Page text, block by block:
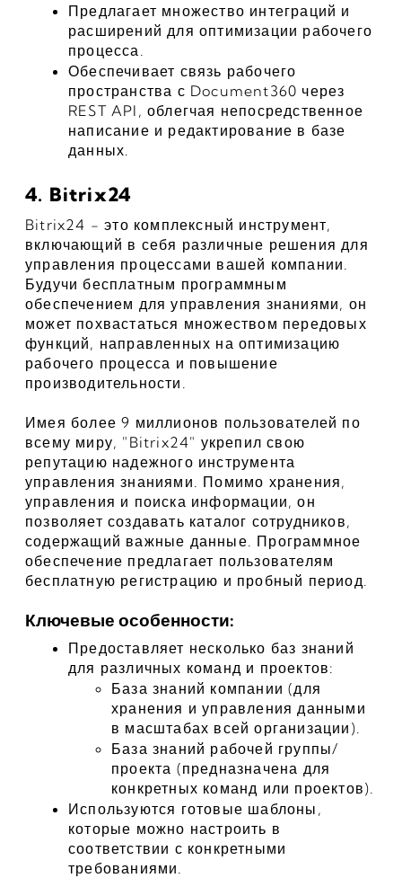
Предлагает множество интеграций и
расширений для оптимизации рабочего
процесса.
Обеспечивает связь рабочего
пространства с Document360 через
REST API, облегчая непосредственное
написание и редактирование в базе
данных.
4. Bitrix24
Bitrix24 - это комплексный инструмент,
включающий в себя различные решения для
управления процессами вашей компании.
Будучи бесплатным программным
обеспечением для управления знаниями, он
может похвастаться множеством передовых
функций, направленных на оптимизацию
рабочего процесса и повышение
производительности.
Имея более 9 миллионов пользователей по
всему миру, "Bitrix24" укрепил свою
репутацию надежного инструмента
управления знаниями. Помимо хранения,
управления и поиска информации, он
позволяет создавать каталог сотрудников,
содержащий важные данные. Программное
обеспечение предлагает пользователям
бесплатную регистрацию и пробный период.
Ключевые особенности:
Предоставляет несколько баз знаний
для различных команд и проектов:
База знаний компании (для
хранения и управления данными
в масштабах всей организации).
База знаний рабочей группы/
проекта (предназначена для
конкретных команд или проектов).
Используются готовые шаблоны,
которые можно настроить в
соответствии с конкретными
требованиями.